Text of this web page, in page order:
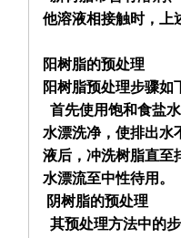
他溶液相接触时，上
阳树脂的预处理
阳树脂预处理步骤如
首先使用饱和食盐
水漂洗净，使排出水
液后，冲洗树脂直至
水漂流至中性待用。
阴树脂的预处理
其预处理方法中的